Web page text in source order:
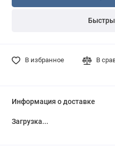
В избранное В
Информация о доставке
Загрузка...